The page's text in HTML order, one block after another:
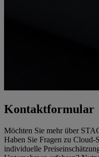
Kontaktformular
Möchten Sie mehr über
Haben Sie Fragen zu Cloud-
individuelle